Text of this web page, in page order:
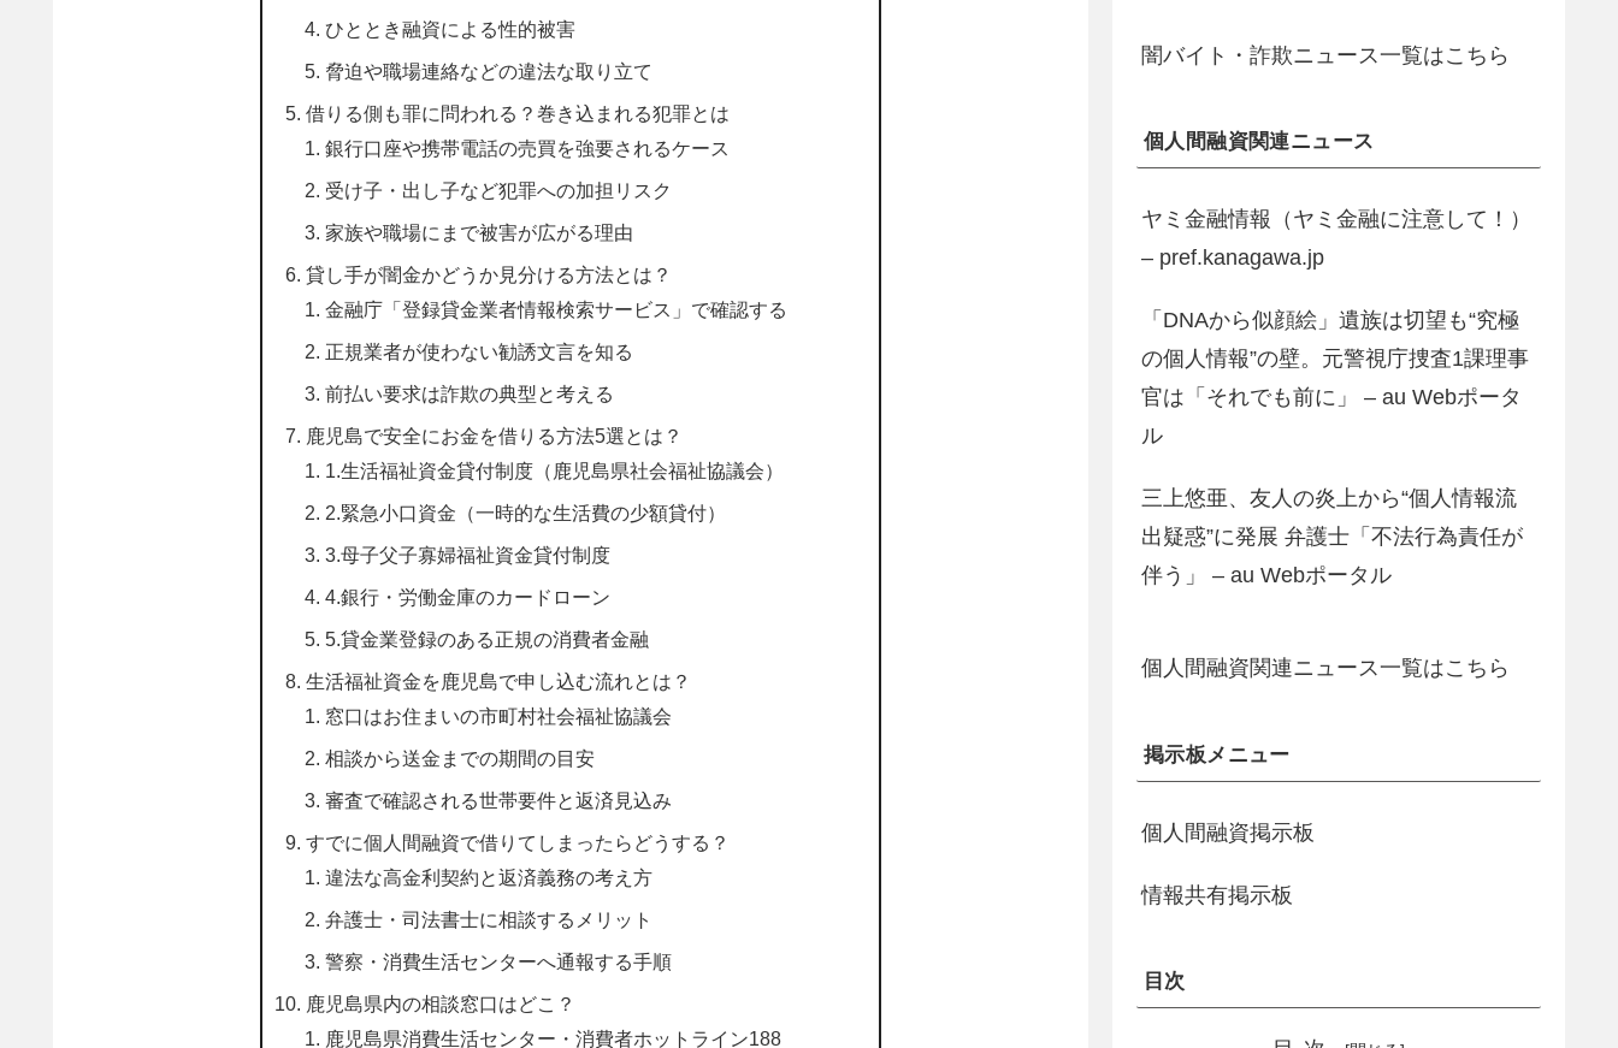
ひととき融資による性的被害
脅迫や職場連絡などの違法な取り立て
借りる側も罪に問われる？巻き込まれる犯罪とは
銀行口座や携帯電話の売買を強要されるケース
受け子・出し子など犯罪への加担リスク
家族や職場にまで被害が広がる理由
貸し手が闇金かどうか見分ける方法とは？
金融庁「登録貸金業者情報検索サービス」で確認する
正規業者が使わない勧誘文言を知る
前払い要求は詐欺の典型と考える
鹿児島で安全にお金を借りる方法5選とは？
1.生活福祉資金貸付制度（鹿児島県社会福祉協議会）
2.緊急小口資金（一時的な生活費の少額貸付）
3.母子父子寡婦福祉資金貸付制度
4.銀行・労働金庫のカードローン
5.貸金業登録のある正規の消費者金融
生活福祉資金を鹿児島で申し込む流れとは？
窓口はお住まいの市町村社会福祉協議会
相談から送金までの期間の目安
審査で確認される世帯要件と返済見込み
すでに個人間融資で借りてしまったらどうする？
違法な高金利契約と返済義務の考え方
弁護士・司法書士に相談するメリット
警察・消費生活センターへ通報する手順
鹿児島県内の相談窓口はどこ？
鹿児島県消費生活センター・消費者ホットライン188
闇バイト・詐欺ニュース一覧はこちら
個人間融資関連ニュース
ヤミ金融情報（ヤミ金融に注意して！）
– pref.kanagawa.jp
「DNAから似顔絵」遺族は切望も“究極
の個人情報”の壁。元警視庁捜査1課理事
官は「それでも前に」 – au Webポータ
ル
三上悠亜、友人の炎上から“個人情報流
出疑惑”に発展 弁護士「不法行為責任が
伴う」 – au Webポータル
個人間融資関連ニュース一覧はこちら
掲示板メニュー
個人間融資掲示板
情報共有掲示板
目次